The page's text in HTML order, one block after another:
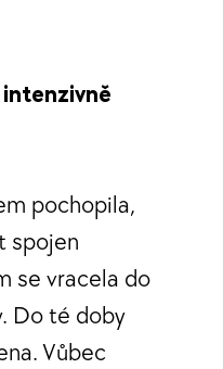
pochopila,
spojen
se vracela do
Do té doby
Vůbec